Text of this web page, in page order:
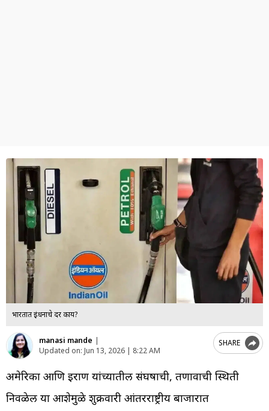
भारतात इंधनाचे दर काय?
manasi mande |
Updated on: Jun 13, 2026 | 8:22 AM
SHARE
अमेरिका आणि इराण यांच्यातील संघर्षाची, तणावाची स्थिती
निवळेल या आशेमुळे शुक्रवारी आंतरराष्ट्रीय बाजारात